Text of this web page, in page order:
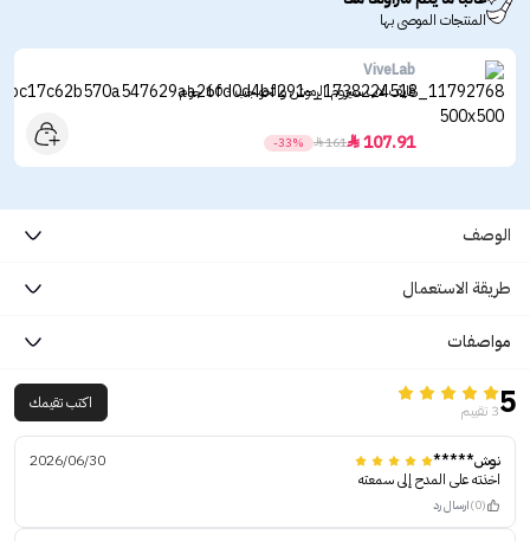
المنتجات الموصى بها
ViveLab
فايف لاب سيروم الرموش والحواجب - 10 جرام
107.91

161

-33%
الوصف
طريقة الاستعمال
مواصفات
53 تقييم اكتب تقيمك
نوش*****
2026/06/30
اخذته على المدح إلى سمعته
(0) ارسال رد